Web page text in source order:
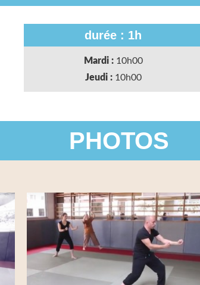
durée : 1h
Mardi :10h00
Jeudi :10h00
PHOTOS